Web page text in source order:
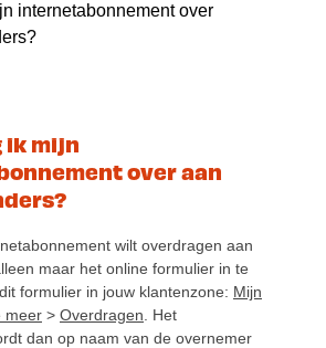
internetabonnement over
ik mijn
over aan
wilt overdragen aan
maar het online formulier in te
formulier in jouw klantenzone: Mijn
meer > Overdragen . Het
dan op naam van de overnemer